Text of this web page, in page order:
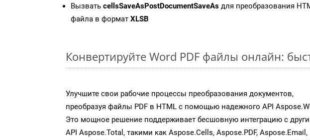
Вызвать cellsSaveAsPostDocumentSaveAs для преобразования
файла в формат XLSB
Конвертируйте Word PDF файлы онлайн:
Улучшите свои рабочие процессы преобразования документов,
преобразуя файлы PDF в HTML с помощью надежного API
Это мощное решение поддерживает бесшовную интеграцию с
API Aspose.Total, такими как Aspose.Cells, Aspose.PDF, Aspose.Email,